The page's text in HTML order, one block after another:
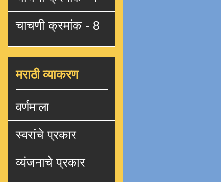
चाचणी क्रमांक - 8
मराठी व्याकरण
वर्णमाला
स्वरांचे प्रकार
व्यंजनाचे प्रकार